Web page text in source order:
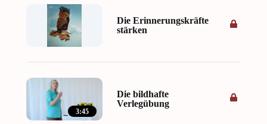
Die Erinnerungskräfte
stärken
3:45
Die bildhafte
Verlegübung